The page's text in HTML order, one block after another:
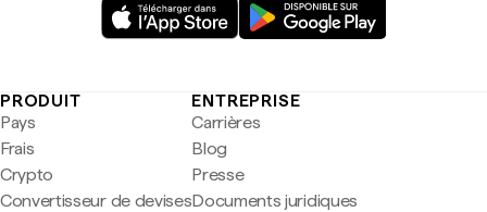
PRODUIT
Pays
Frais
Crypto
Convertisseur de devises
ENTREPRISE
Carrières
Blog
Presse
Documents juridiques